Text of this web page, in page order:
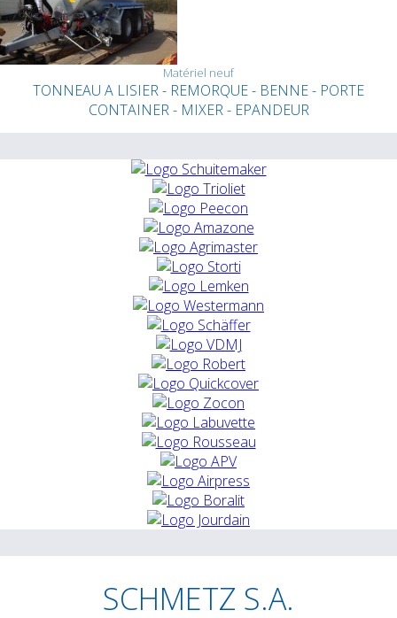
Matériel neuf
TONNEAU A LISIER - REMORQUE - BENNE - PORTE
CONTAINER - MIXER - EPANDEUR
SCHMETZ S.A.